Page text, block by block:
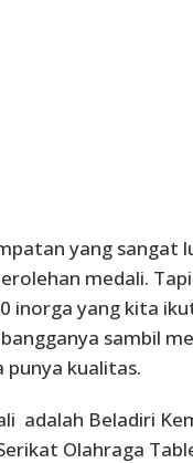
yang sangat
medali.
inorga yang kita
sambil
kualitas.
adalah Beladiri
Olahraga